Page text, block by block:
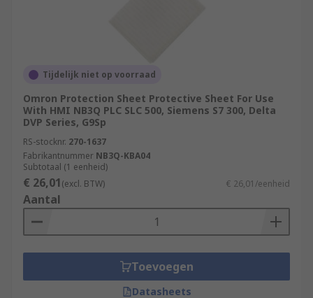
Tijdelijk niet op voorraad
Omron Protection Sheet Protective Sheet For Use
With HMI NB3Q PLC SLC 500, Siemens S7 300, Delta
DVP Series, G9Sp
RS-stocknr. 270-1637
Fabrikantnummer NB3Q-KBA04
Subtotaal (1 eenheid)
€ 26,01(excl. BTW) € 26,01/eenheid
Aantal
Toevoegen
Datasheets